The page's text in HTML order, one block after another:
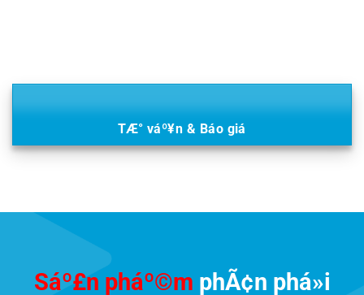
TÆ° váº¥n & Báo giá
Sáº£n pháº©m phÃ¢n phá»i